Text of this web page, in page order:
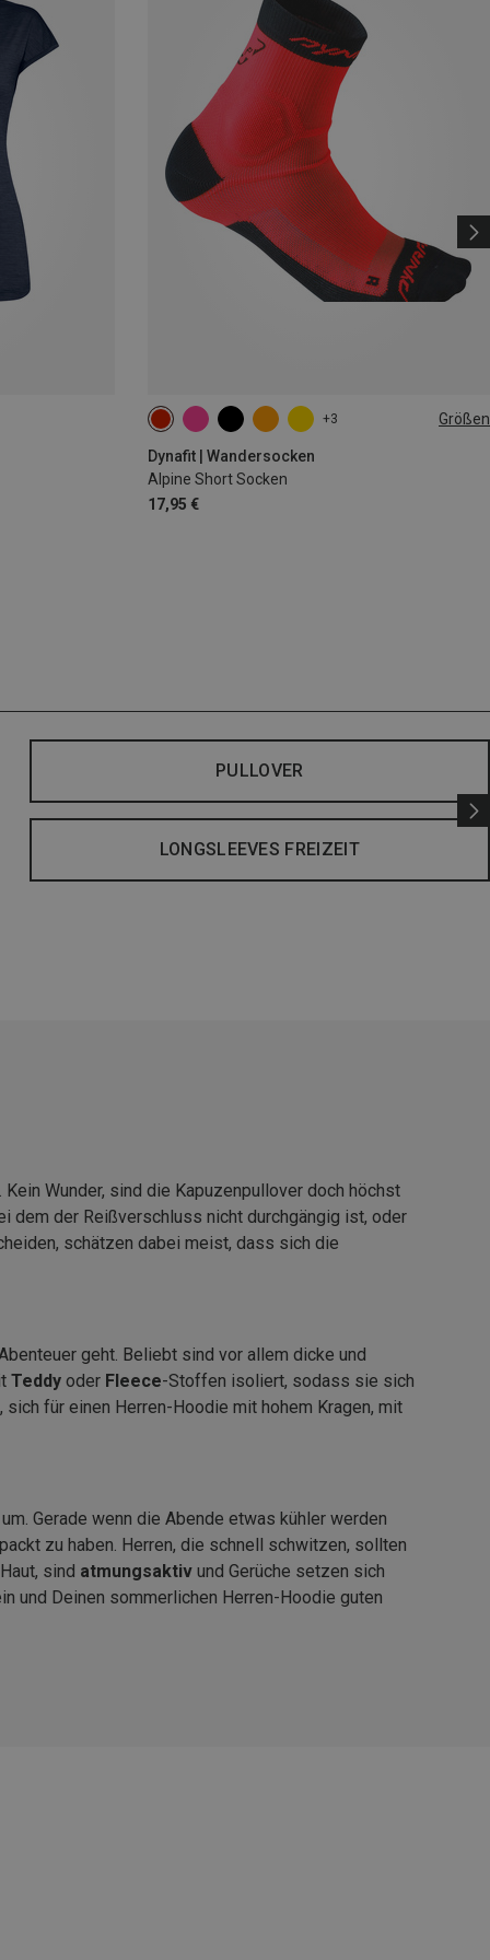
+3 Größen
Dynafit | Wandersocken
Alpine Short Socken
17,95 €
39|40|41|42 43|44|45|46
PULLOVER
LONGSLEEVES FREIZEIT
Wunder, sind die Kapuzenpullover doch höchst
dem der Reißverschluss nicht durchgängig ist, oder
schätzen dabei meist, dass sich die
geht. Beliebt sind vor allem dicke und
Teddy oder Fleece-Stoffen isoliert, sodass sie sich
für einen Herren-Hoodie mit hohem Kragen, mit
Gerade wenn die Abende etwas kühler werden
zu haben. Herren, die schnell schwitzen, sollten
sind atmungsaktiv und Gerüche setzen sich
und Deinen sommerlichen Herren-Hoodie guten